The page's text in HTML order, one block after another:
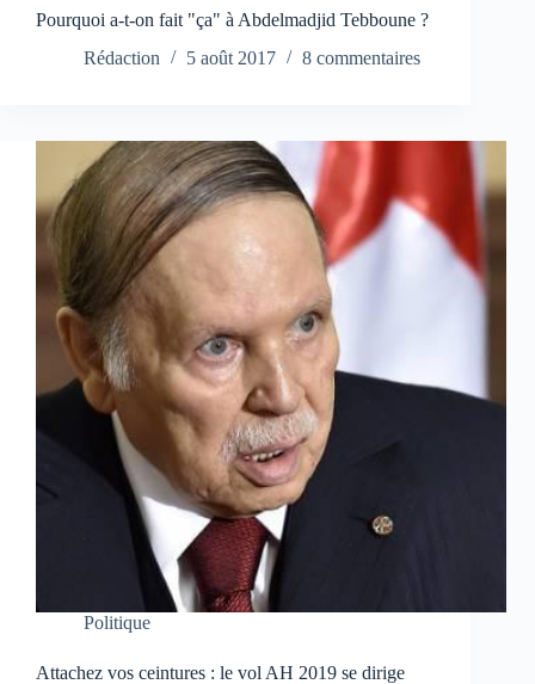
Pourquoi a-t-on fait "ça" à Abdelmadjid Tebboune ?
Rédaction
5 août 2017 8 commentaires
Politique
Attachez vos ceintures : le vol AH 2019 se dirige